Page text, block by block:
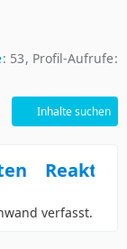
53 Profil-Aufrufe
Inhalte suchen
verfasst.